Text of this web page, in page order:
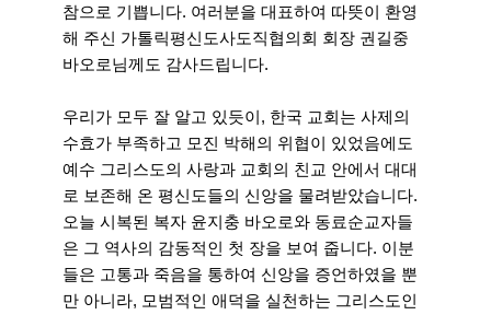
참으로 기쁩니다. 여러분을 대표하여 따뜻이 환영
해 주신 가톨릭평신도사도직협의회 회장 권길중
바오로님께도 감사드립니다.
우리가 모두 잘 알고 있듯이, 한국 교회는 사제의
수효가 부족하고 모진 박해의 위협이 있었음에도
예수 그리스도의 사랑과 교회의 친교 안에서 대대
로 보존해 온 평신도들의 신앙을 물려받았습니다.
오늘 시복된 복자 윤지충 바오로와 동료순교자들
은 그 역사의 감동적인 첫 장을 보여 줍니다. 이분
들은 고통과 죽음을 통하여 신앙을 증언하였을 뿐
만 아니라, 모범적인 애덕을 실천하는 그리스도인